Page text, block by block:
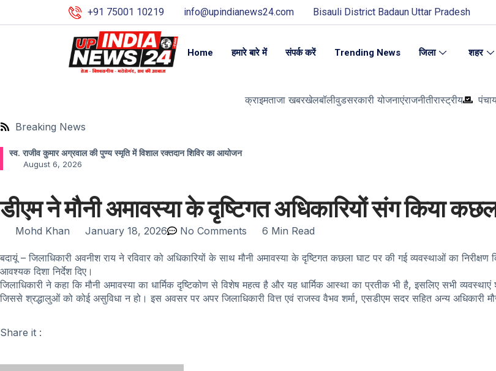
+91 75001 10219 info@upindianews24.com Bisauli District Badaun Uttar Pradesh
Home हमारे बारे में संपर्क करें Trending News जिला शहर
क्राइमताजा खबरखेलबॉलीवुडसरकारी योजनाएंराजनीतीरास्ट्रीय
Breaking News
स्व. राजीव कुमार अग्रवाल की पुण्य स्मृति में विशाल रक्तदान शिविर का आयोजन
August 6, 2026
डीएम ने मौनी अमावस्या के दृष्टिगत अधिकारियों संग किया
Mohd Khan January 18, 2026 No Comments 6 Min Read
बदायूं – जिलाधिकारी अवनीश राय ने रविवार को अधिकारियों के साथ मौनी अमावस्या के दृष्टिगत कछला घाट पर की गई व्यवस्थाओं का
आवश्यक दिशा निर्देश दिए।
जिलाधिकारी ने कहा कि मौनी अमावस्या का धार्मिक दृष्टिकोण से विशेष महत्व है और यह धार्मिक आस्था का प्रतीक भी है, इसलिए सभी
जिससे श्रद्धालुओं को कोई असुविधा न हो। इस अवसर पर अपर जिलाधिकारी वित्त एवं राजस्व वैभव शर्मा, एसडीएम सदर सहित अन्य अधिकारी
Share it :